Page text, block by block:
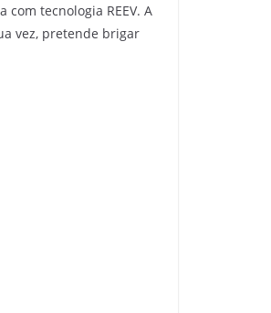
com tecnologia REEV. A
vez, pretende brigar